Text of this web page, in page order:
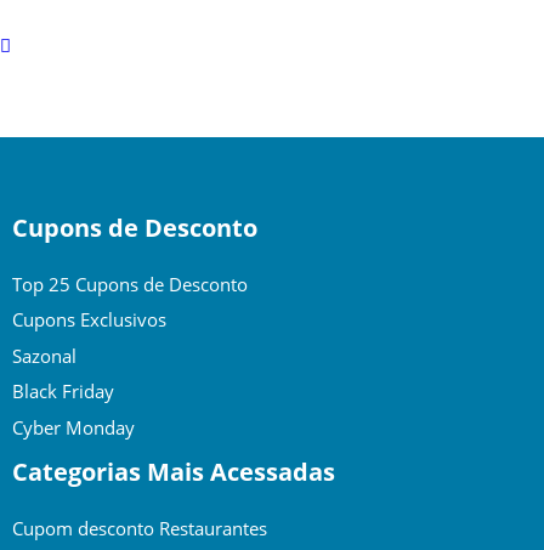
Scroll
Cupons de Desconto
Top 25 Cupons de Desconto
Cupons Exclusivos
Sazonal
Black Friday
Cyber Monday
Categorias Mais Acessadas
Cupom desconto Restaurantes